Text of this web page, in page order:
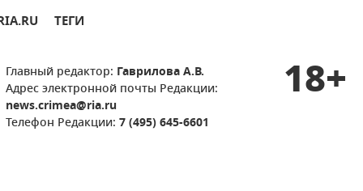
ТЕГИ
Главный редактор: Гаврилова А.В.
Адрес электронной почты Редакции:
news.crimea@ria.ru
Телефон Редакции: 7 (495) 645-6601
18+